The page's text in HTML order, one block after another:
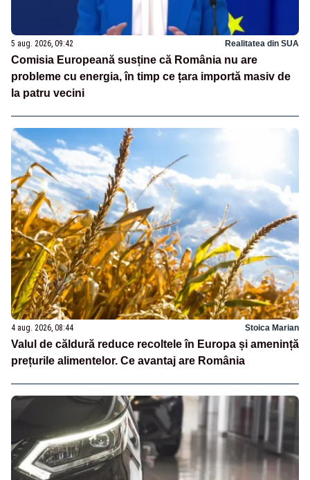
5 aug. 2026, 09:42 Realitatea din SUA
Comisia Europeană susține că România nu are
probleme cu energia, în timp ce țara importă masiv de
la patru vecini
4 aug. 2026, 08:44 Stoica Marian
Valul de căldură reduce recoltele în Europa și amenință
prețurile alimentelor. Ce avantaj are România